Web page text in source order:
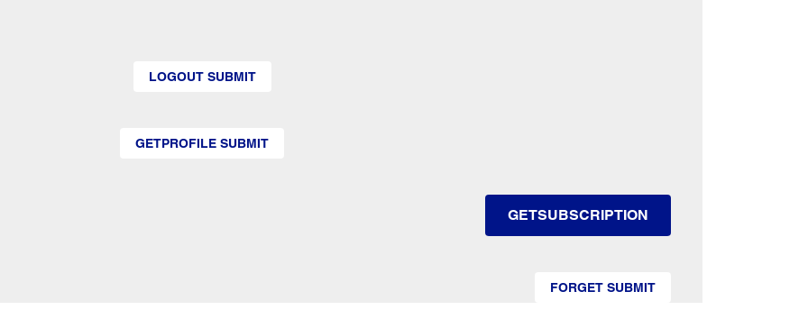
LOGOUT SUBMIT
GETPROFILE SUBMIT
GETSUBSCRIPTION
FORGET SUBMIT